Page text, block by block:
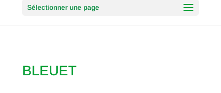
Sélectionner une page
BLEUET